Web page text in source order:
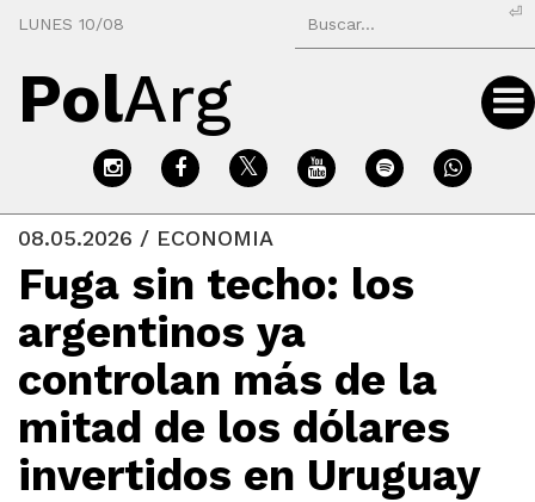
LUNES 10/08
⏎
PolArg
08.05.2026 / ECONOMIA
Fuga sin techo: los
argentinos ya
controlan más de la
mitad de los dólares
invertidos en Uruguay